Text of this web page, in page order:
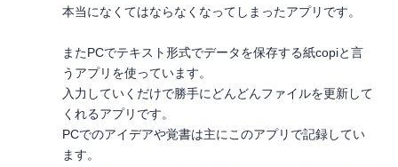
本当になくてはならなくなってしまったアプリです。
またPCでテキスト形式でデータを保存する紙copiと言
うアプリを使っています。
入力していくだけで勝手にどんどんファイルを更新して
くれるアプリです。
PCでのアイデアや覚書は主にこのアプリで記録してい
ます。